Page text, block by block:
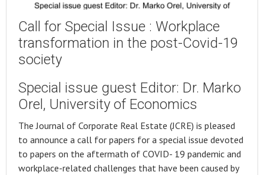
Call for Special Issue : Workplace
transformation in the post-Covid-19
society
Special issue guest Editor: Dr. Marko
Orel, University of Economics
The Journal of Corporate Real Estate (JCRE) is pleased
to announce a call for papers for a special issue devoted
to papers on the aftermath of COVID- 19 pandemic and
workplace-related challenges that have been caused by